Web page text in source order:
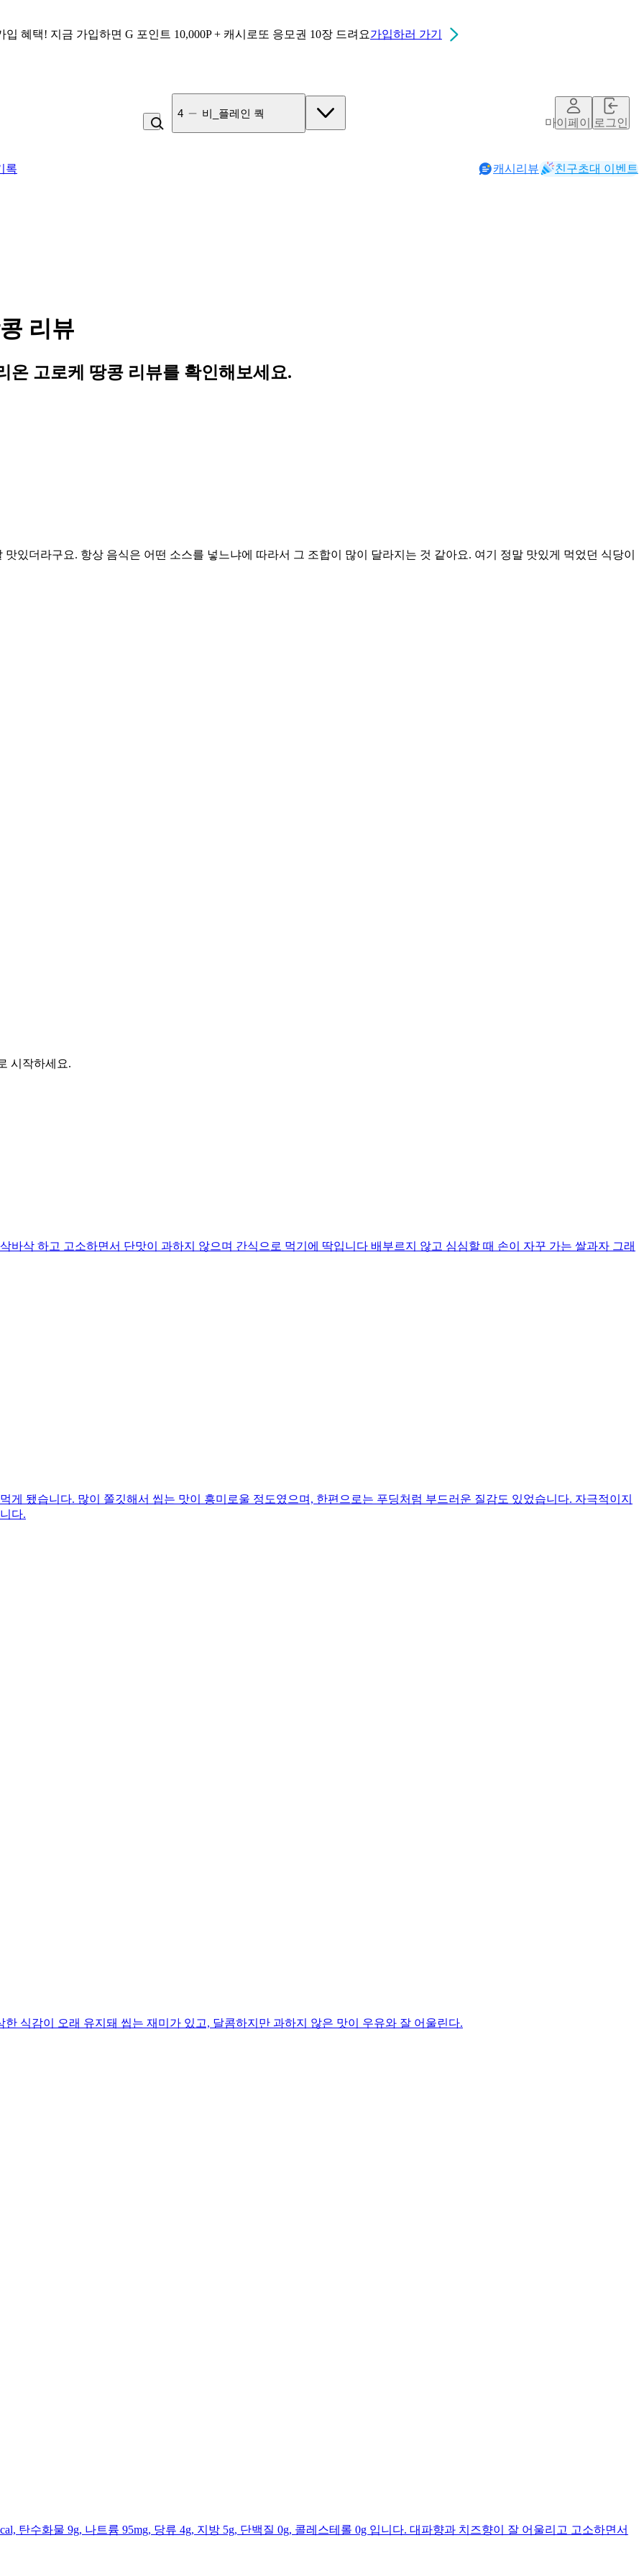
입 혜택! 지금 가입하면 G 포인트 10,000P + 캐시로또 응모권 10장 드려요가입하러 가기
4 비_플레인 쿽
마이페이지로그인
록 캐시리뷰 친구초대 이벤트
리뷰
온 고로케 땅콩 리뷰를 확인해보세요.
있더라구요. 항상 음식은 어떤 소스를 넣느냐에 따라서 그 조합이 많이 달라지는 것 같아요. 여기 정말 맛있게 먹었던 식당이
시작하세요.
바삭 하고 고소하면서 단맛이 과하지 않으며 간식으로 먹기에 딱입니다 배부르지 않고 심심할 때 손이 자꾸 가는 쌀과자 그래
게 됐습니다. 많이 쫄깃해서 씹는 맛이 흥미로울 정도였으며, 한편으로는 푸딩처럼 부드러운 질감도 있었습니다. 자극적이지
다.
식감이 오래 유지돼 씹는 재미가 있고, 달콤하지만 과하지 않은 맛이 우유와 잘 어울린다.
탄수화물 9g, 나트륨 95mg, 당류 4g, 지방 5g, 단백질 0g, 콜레스테롤 0g 입니다. 대파향과 치즈향이 잘 어울리고 고소하면서